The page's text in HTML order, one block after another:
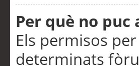
Per què no
Els permisos
determinats